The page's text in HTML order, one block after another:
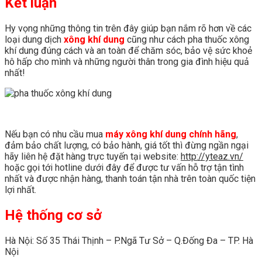
Hy vọng những thông tin trên đây giúp bạn nắm rõ hơn về các
loại dung dịch xông khí dung cũng như cách pha thuốc xông
khí dung đúng cách và an toàn để chăm sóc, bảo vệ sức khoẻ
hô hấp cho mình và những người thân trong gia đình hiệu quả
nhất!
Nếu bạn có nhu cầu mua máy xông khí dung chính hãng,
đảm bảo chất lượng, có bảo hành, giá tốt thì đừng ngần ngại
hãy liên hệ đặt hàng trực tuyến tại website: http://yteaz.vn/
hoặc gọi tới hotline dưới đây để được tư vấn hỗ trợ tận tình
nhất và được nhận hàng, thanh toán tận nhà trên toàn quốc tiện
lợi nhất.
Hệ thống cơ sở
Hà Nội: Số 35 Thái Thịnh – P.Ngã Tư Sở – Q.Đống Đa – TP. Hà
Nội